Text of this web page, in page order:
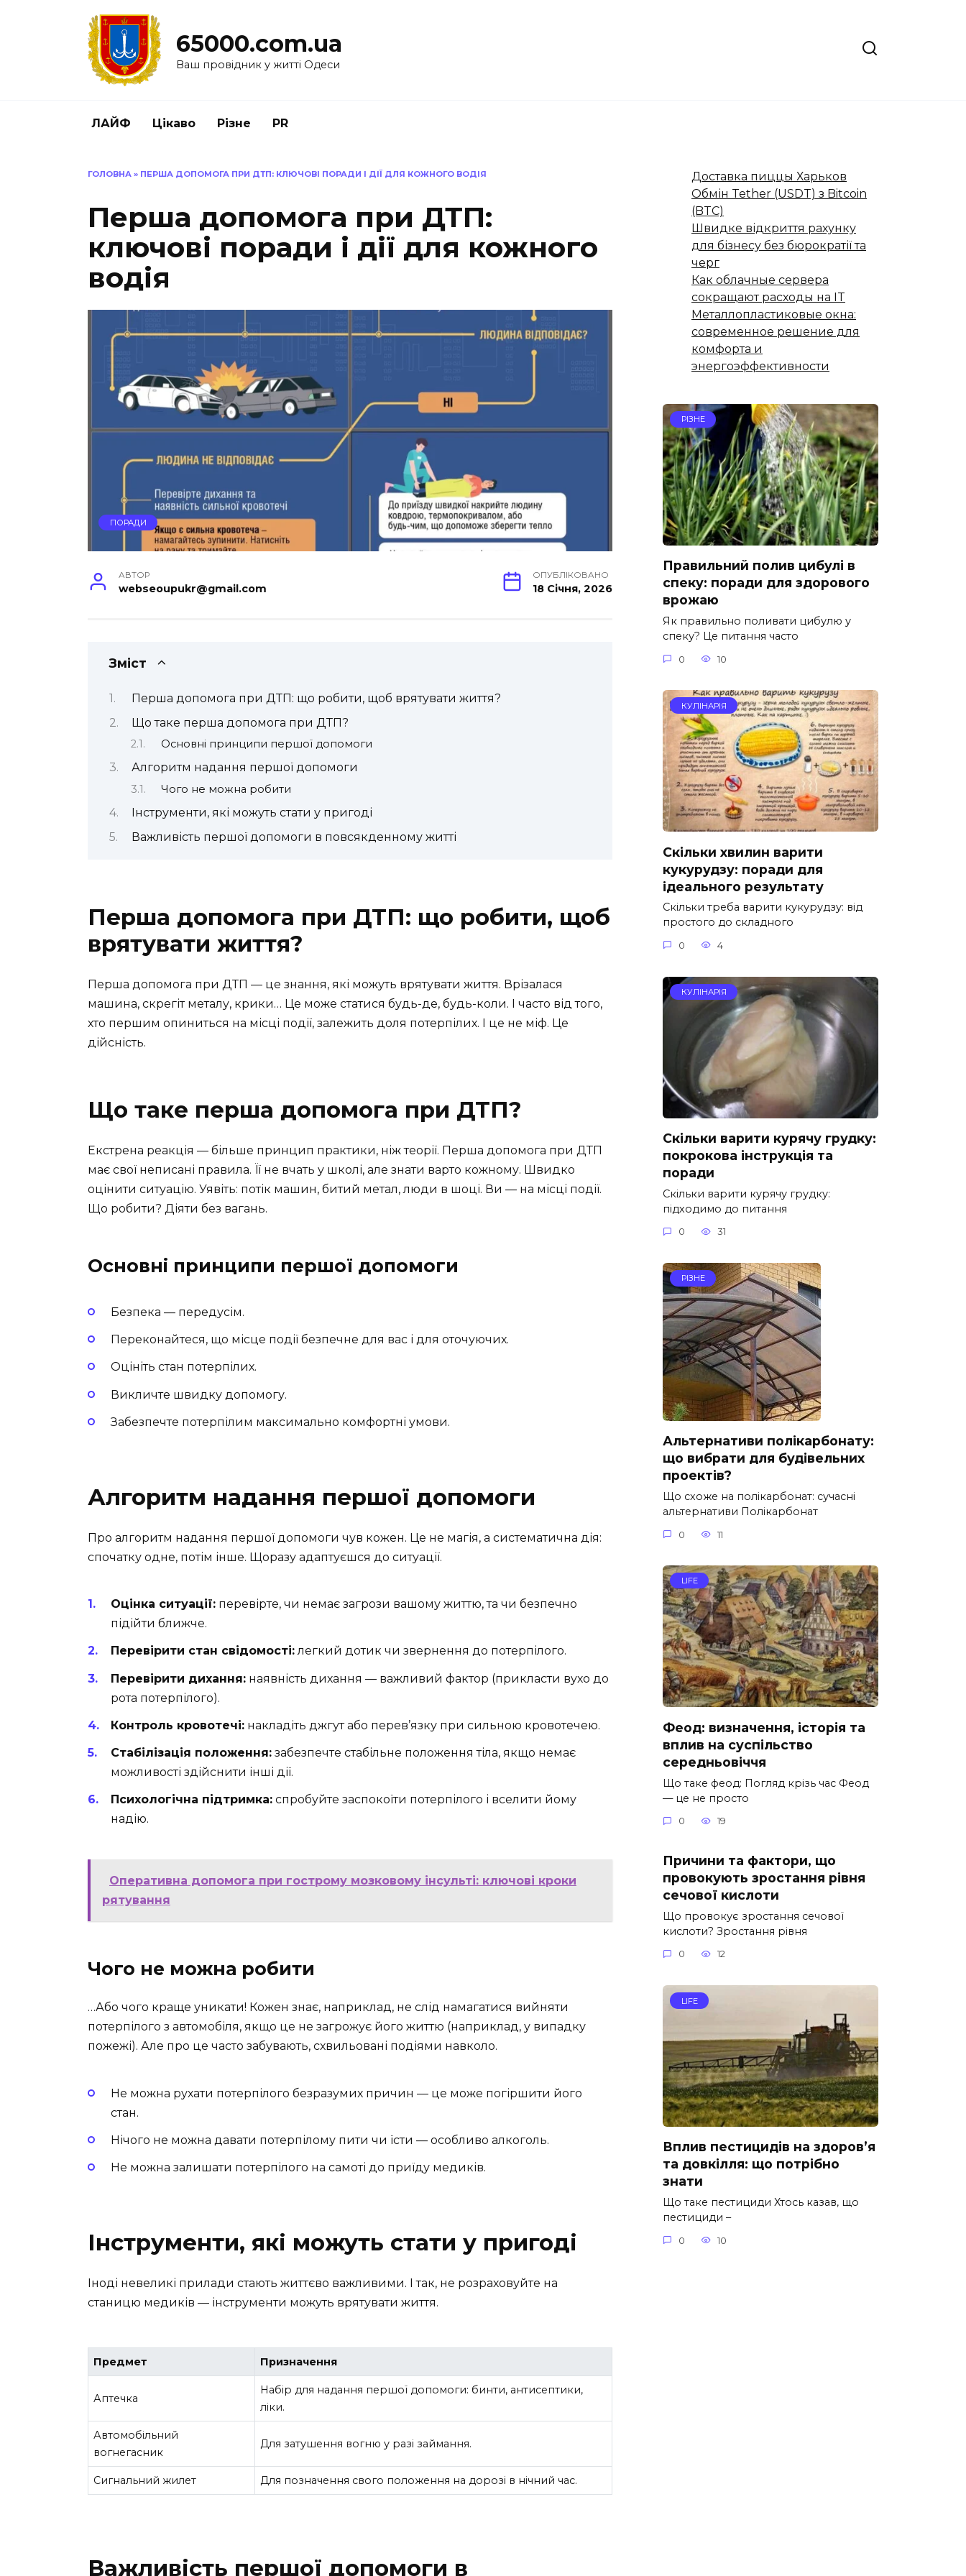
65000.com.ua
Ваш провідник у житті Одеси
ЛАЙФ Цікаво Різне PR
ГОЛОВНА » ПЕРША ДОПОМОГА ПРИ ДТП: КЛЮЧОВІ ПОРАДИ І ДІЇ ДЛЯ КОЖНОГО ВОДІЯ
Перша допомога при ДТП:
ключові поради і дії для кожного
водія
ПОРАДИ
АВТОР
webseoupukr@gmail.com
ОПУБЛІКОВАНО
18 Січня, 2026
Зміст
Перша допомога при ДТП: що робити, щоб врятувати життя?
Що таке перша допомога при ДТП?
Основні принципи першої допомоги
Алгоритм надання першої допомоги
Чого не можна робити
Інструменти, які можуть стати у пригоді
Важливість першої допомоги в повсякденному житті
Перша допомога при ДТП: що робити, щоб
врятувати життя?
Перша допомога при ДТП — це знання, які можуть врятувати життя. Врізалася
машина, скрегіт металу, крики… Це може статися будь-де, будь-коли. І часто від того,
хто першим опиниться на місці події, залежить доля потерпілих. І це не міф. Це
дійсність.
Що таке перша допомога при ДТП?
Екстрена реакція — більше принцип практики, ніж теорії. Перша допомога при ДТП
має свої неписані правила. Її не вчать у школі, але знати варто кожному. Швидко
оцінити ситуацію. Уявіть: потік машин, битий метал, люди в шоці. Ви — на місці події.
Що робити? Діяти без вагань.
Основні принципи першої допомоги
Безпека — передусім.
Переконайтеся, що місце події безпечне для вас і для оточуючих.
Оцініть стан потерпілих.
Викличте швидку допомогу.
Забезпечте потерпілим максимально комфортні умови.
Алгоритм надання першої допомоги
Про алгоритм надання першої допомоги чув кожен. Це не магія, а систематична дія:
спочатку одне, потім інше. Щоразу адаптуєшся до ситуації.
Оцінка ситуації: перевірте, чи немає загрози вашому життю, та чи безпечно
підійти ближче.
Перевірити стан свідомості:легкий дотик чи звернення до потерпілого.
Перевірити дихання: наявність дихання — важливий фактор (прикласти вухо до
рота потерпілого).
Контроль кровотечі: накладіть джгут або перев’язку при сильною кровотечею.
Стабілізація положення: забезпечте стабільне положення тіла, якщо немає
можливості здійснити інші дії.
Психологічна підтримка: спробуйте заспокоїти потерпілого і вселити йому
надію.
Оперативна допомога при гострому мозковому інсульті: ключові кроки
рятування
Чого не можна робити
…Або чого краще уникати! Кожен знає, наприклад, не слід намагатися вийняти
потерпілого з автомобіля, якщо це не загрожує його життю (наприклад, у випадку
пожежі). Але про це часто забувають, схвильовані подіями навколо.
Не можна рухати потерпілого безразумих причин — це може погіршити його
стан.
Нічого не можна давати потерпілому пити чи їсти — особливо алкоголь.
Не можна залишати потерпілого на самоті до приїду медиків.
Інструменти, які можуть стати у пригоді
Іноді невеликі прилади стають життєво важливими. І так, не розраховуйте на
станицю медиків — інструменти можуть врятувати життя.
Предмет Призначення
Аптечка
Набір для надання першої допомоги: бинти, антисептики,
ліки.
Автомобільний
вогнегасник
Для затушення вогню у разі займання.
Сигнальний жилет Для позначення свого положення на дорозі в нічний час.
Важливість першої допомоги в
Доставка пиццы Харьков
Обмін Tether (USDT) з Bitcoin
(BTC)
Швидке відкриття рахунку
для бізнесу без бюрократії та
черг
Как облачные сервера
сокращают расходы на IT
Металлопластиковые окна:
современное решение для
комфорта и
энергоэффективности
РІЗНЕ
Правильний полив цибулі в
спеку: поради для здорового
врожаю
Як правильно поливати цибулю у
спеку? Це питання часто
0 10
КУЛІНАРІЯ
Скільки хвилин варити
кукурудзу: поради для
ідеального результату
Скільки треба варити кукурудзу: від
простого до складного
0 4
КУЛІНАРІЯ
Скільки варити курячу грудку:
покрокова інструкція та
поради
Скільки варити курячу грудку:
підходимо до питання
0 31
РІЗНЕ
Альтернативи полікарбонату:
що вибрати для будівельних
проектів?
Що схоже на полікарбонат: сучасні
альтернативи Полікарбонат
0 11
LIFE
Феод: визначення, історія та
вплив на суспільство
середньовіччя
Що таке феод: Погляд крізь час Феод
— це не просто
0 19
Причини та фактори, що
провокують зростання рівня
сечової кислоти
Що провокує зростання сечової
кислоти? Зростання рівня
0 12
LIFE
Вплив пестицидів на здоров’я
та довкілля: що потрібно
знати
Що таке пестициди Хтось казав, що
пестициди –
0 10